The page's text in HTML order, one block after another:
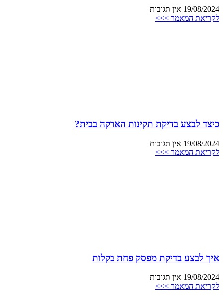
19/08/2024 אין תגובות
לקריאת המאמר >>>
כיצד לבצע בדיקת תקינות הארקה בבית?
19/08/2024 אין תגובות
לקריאת המאמר >>>
איך לבצע בדיקת מפסק פחת בקלות
19/08/2024 אין תגובות
לקריאת המאמר >>>